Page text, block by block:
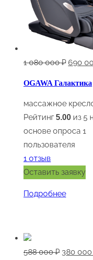
1 080 000₽
1
080
000 ₽.
690
OGAWA Галактика
массажное
Рейтинг5.00 из 5
основе опроса 1
пользователя
1 отзыв
Оставить заявку
Подробнее
588 000₽ 380 000